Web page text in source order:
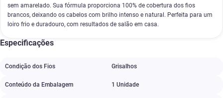
sem amarelado. Sua fórmula proporciona 100% de cobertura dos fios
brancos, deixando os cabelos com brilho intenso e natural. Perfeita para um
loiro frio e duradouro, com resultados de salão em casa.
Especificações
Condição dos Fios Grisalhos
Conteúdo da Embalagem 1 Unidade